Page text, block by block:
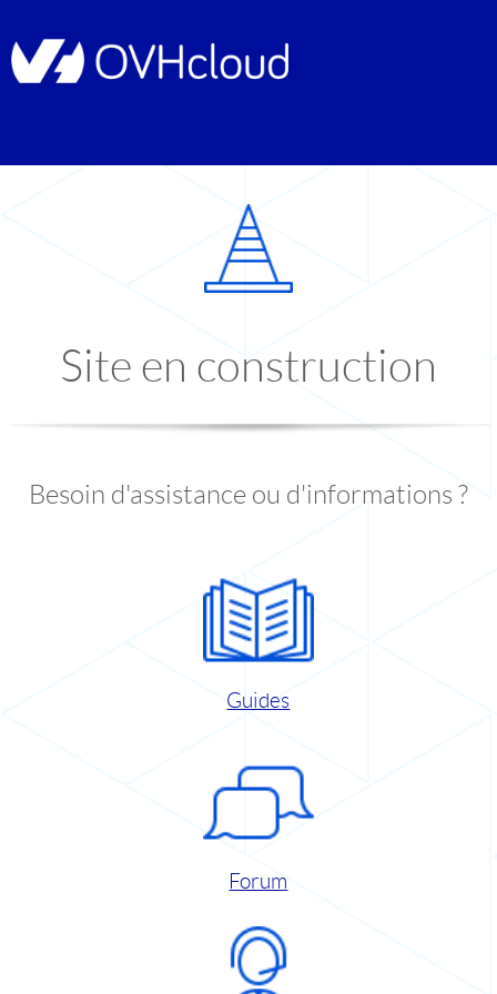
Site en construction
Besoin d'assistance ou d'informations ?
Guides
Forum